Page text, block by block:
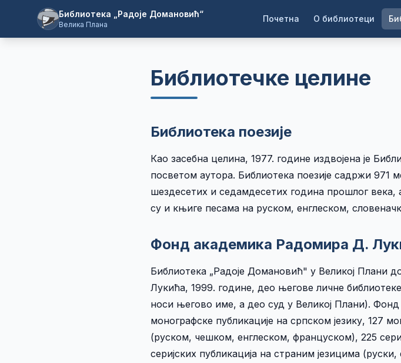
Библиотека „Радоје Домановић“
Велика Плана
Почетна О библиотеци
Библиотечке целине
Библиотека поезије
Као засебна целина, 1977. године издвојена је
посветом аутора. Библиотека поезије садржи 971
шездесетих и седамдесетих година прошлог века,
су и књиге песама на руском, енглеском,
Фонд академика Радомира Д.
Библиотека „Радоје Домановић" у Великој Плани
Лукића, 1999. године, део његове личне
носи његово име, а део суд у Великој Плани).
монографске публикације на српском језику, 127
(руском, чешком, енглеском, француском), 225
серијских публикација на страним језицима